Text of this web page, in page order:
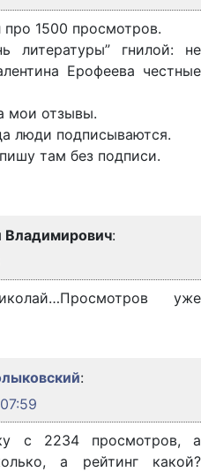
1500 просмотров.
литературы” гнилой: не
Ерофеева честные
мои отзывы.
люди подписываются.
там без подписи.
Владимирович:
уже
:
с 2234 просмотров, а
а рейтинг какой?